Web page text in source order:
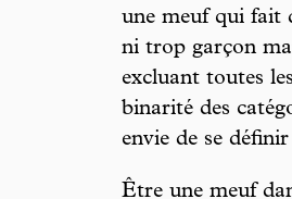
une meuf qui fait
ni trop garçon
excluant toutes
binarité des
envie de se
Être une meuf